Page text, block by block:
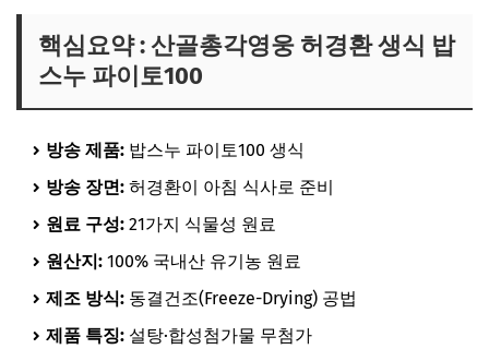
핵심요약 : 산골총각영웅 허경환 생식 밥
스누 파이토100
방송 제품: 밥스누 파이토100 생식
방송 장면: 허경환이 아침 식사로 준비
원료 구성: 21가지 식물성 원료
원산지: 100% 국내산 유기농 원료
제조 방식: 동결건조(Freeze-Drying) 공법
제품 특징: 설탕·합성첨가물 무첨가